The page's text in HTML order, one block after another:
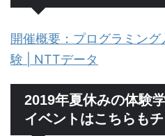
開催概要：プログラミン
験 | NTTデータ
2019年夏休みの体験
イベントはこちらも